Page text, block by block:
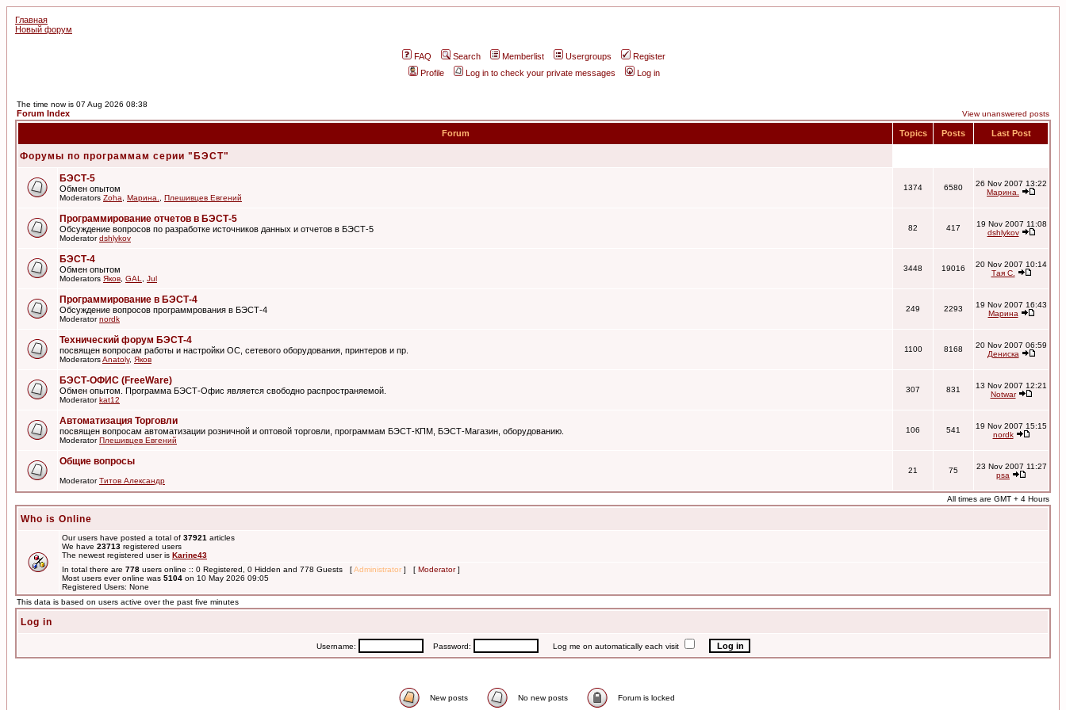
Главная
Новый форум
FAQ Search Memberlist Usergroups
Register
Profile
Log in to check your private messages Log in
The time now is 07 Aug 2026 08:38
Forum Index View unanswered posts
Forum Topics Posts Last Post
Форумы по программам серии "БЭСТ"
БЭСТ-5
Обмен опытом
Moderators Zoha Марина. Плешивцев Евгений
1374 6580
26 Nov 2007 13:22
Марина.
Программирование отчетов в БЭСТ-5
Обсуждение вопросов по разработке источников данных и отчетов в БЭСТ-5
Moderatordshlykov
82 417
19 Nov 2007 11:08
dshlykov
БЭСТ-4
Обмен опытом
Moderators Яков GAL Jul
3448 19016
20 Nov 2007 10:14
Тая С.
Программирование в БЭСТ-4
Обсуждение вопросов программрования в БЭСТ-4
Moderatornordk
249 2293
19 Nov 2007 16:43
Марина
Технический форум БЭСТ-4
посвящен вопросам работы и настройки ОС, сетевого оборудования, принтеров и пр.
ModeratorsAnatoly, Яков
1100 8168
20 Nov 2007 06:59
Дениска
БЭСТ-ОФИС (FreeWare)
Обмен опытом. Программа БЭСТ-Офис является свободно распространяемой.
Moderatorkat12
307 831
13 Nov 2007 12:21
Notwar
Автоматизация Торговли
посвящен вопросам автоматизации розничной и оптовой торговли, программам БЭСТ-КПМ, БЭСТ-Магазин, оборудованию.
ModeratorПлешивцев Евгений
106 541
19 Nov 2007 15:15
nordk
Общие вопросы
ModeratorТитов Александр
21 75
23 Nov 2007 11:27
psa
All times are GMT + 4 Hours
Who is Online
Our users have posted a total of 37921 articles
We have 23713 registered users
The newest registered user is Karine43
In total there are 778 users online :: 0 Registered, 0 Hidden and 778 Guests [Administrator ] [ Moderator]
Most users ever online was 5104 on 10 May 2026 09:05
Registered Users: None
This data is based on users active over the past five minutes
Log in
Username: Password: Log me on automatically each visit
New posts No new posts Forum is locked